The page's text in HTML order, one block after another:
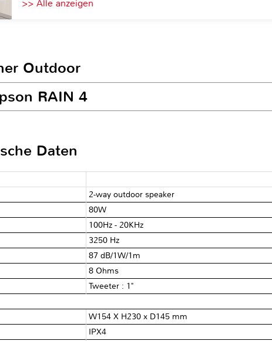
>> Alle anzeigen
Outdoor
RAIN 4
Daten
2-way outdoor speaker
80W
100Hz - 20KHz
3250 Hz
87 dB/1W/1m
8 Ohms
Tweeter : 1"
W154 X H230 x D145 mm
IPX4